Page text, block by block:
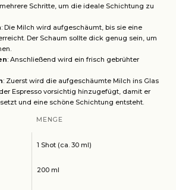
Schritte, um die ideale Schichtung zu
: Die Milch wird aufgeschäumt, bis sie eine
Der Schaum sollte dick genug sein, um
: Anschließend wird ein frisch gebrühter
: Zuerst wird die aufgeschäumte Milch ins Glas
Espresso vorsichtig hinzugefügt, damit er
und eine schöne Schichtung entsteht.
MENGE
1 Shot (ca. 30 ml)
200 ml